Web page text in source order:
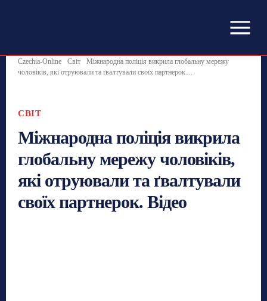
Czechia-Online Світ
Міжнародна поліція викрила глобальну мережу
чоловіків, які отруювали та ґвалтували своїх партнерок....
СВІТ
Міжнародна поліція викрила
глобальну мережу чоловіків,
які отруювали та ґвалтували
своїх партнерок. Відео